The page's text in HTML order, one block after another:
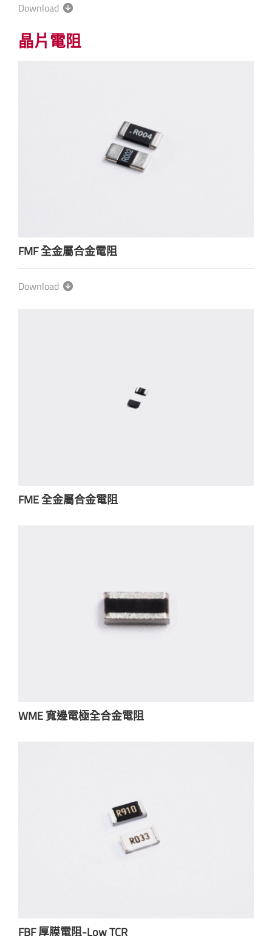
Download
晶片電阻
FMF 全金屬合金電阻
Download
FME 全金屬合金電阻
WME 寬邊電極全合金電阻
FBF 厚膜電阻-Low TCR